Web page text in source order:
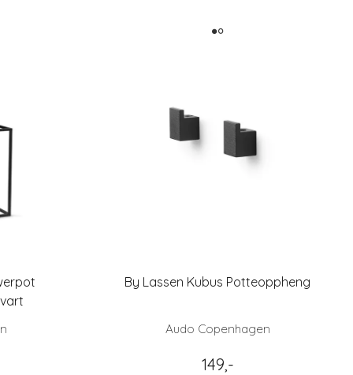
By Lassen Kubus Potteoppheng
Audo Copenhagen
149,-